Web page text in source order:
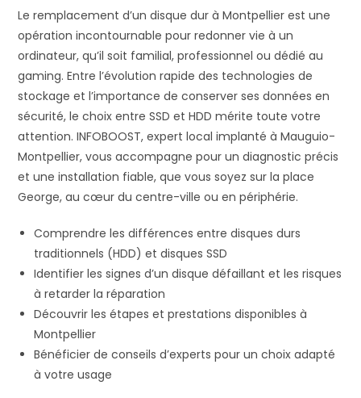
Le remplacement d’un disque dur à Montpellier est une
opération incontournable pour redonner vie à un
ordinateur, qu’il soit familial, professionnel ou dédié au
gaming. Entre l’évolution rapide des technologies de
stockage et l’importance de conserver ses données en
sécurité, le choix entre SSD et HDD mérite toute votre
attention. INFOBOOST, expert local implanté à Mauguio-
Montpellier, vous accompagne pour un diagnostic précis
et une installation fiable, que vous soyez sur la place
George, au cœur du centre-ville ou en périphérie.
Comprendre les différences entre disques durs
traditionnels (HDD) et disques SSD
Identifier les signes d’un disque défaillant et les risques
à retarder la réparation
Découvrir les étapes et prestations disponibles à
Montpellier
Bénéficier de conseils d’experts pour un choix adapté
à votre usage